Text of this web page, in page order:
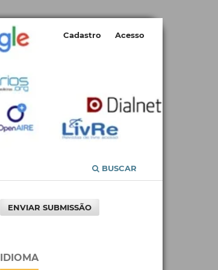
BUSCAR
Cadastro Acesso
ENVIAR SUBMISSÃO
IDIOMA